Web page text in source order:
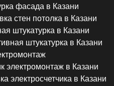
фасада в Казани
стен потолка в Казани
штукатурка в Казани
штукатурка в Казани
электромонтаж в Казани
электросчетчика в Казани